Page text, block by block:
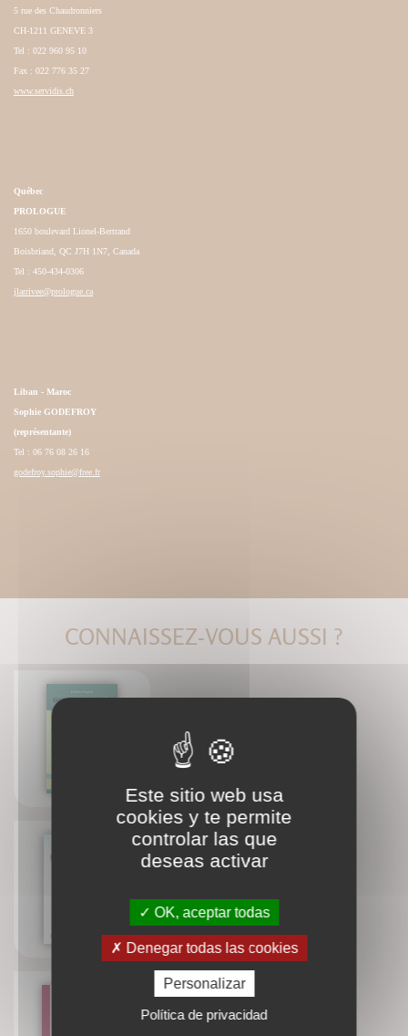
5 rue des Chaudronniers
CH-1211 GENEVE 3
Tel : 022 960 95 10
Fax : 022 776 35 27
www.servidis.ch
Québec
PROLOGUE
1650 boulevard Lionel-Bertrand
Boisbriand, QC J7H 1N7, Canada
Tel : 450-434-0306
jlarrivee@prologue.ca
Liban - Maroc
Sophie GODEFROY
(représentante)
Tel : 06 76 08 26 16
godefroy.sophie@free.fr
CONNAISSEZ-VOUS AUSSI ?
d'appui avant-pied
Frédéric Brigaud
Alexis Clapin
Este sitio web usa
cookies y te permite
controlar las que
deseas activar
OK, aceptar todas
Denegar todas las cookies
Personalizar
Política de privacidad